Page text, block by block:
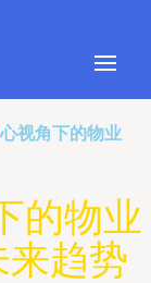
视角下的物业
的物业
趋势